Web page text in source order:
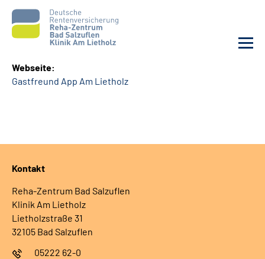
Unsere Klinik
Sozialdienste & Zuweisende
Suche
Webseite:
Gastfreund App Am Lietholz
Kontakt
Reha-Zentrum Bad Salzuflen
Klinik Am Lietholz
Lietholzstraße 31
32105 Bad Salzuflen
05222 62-0